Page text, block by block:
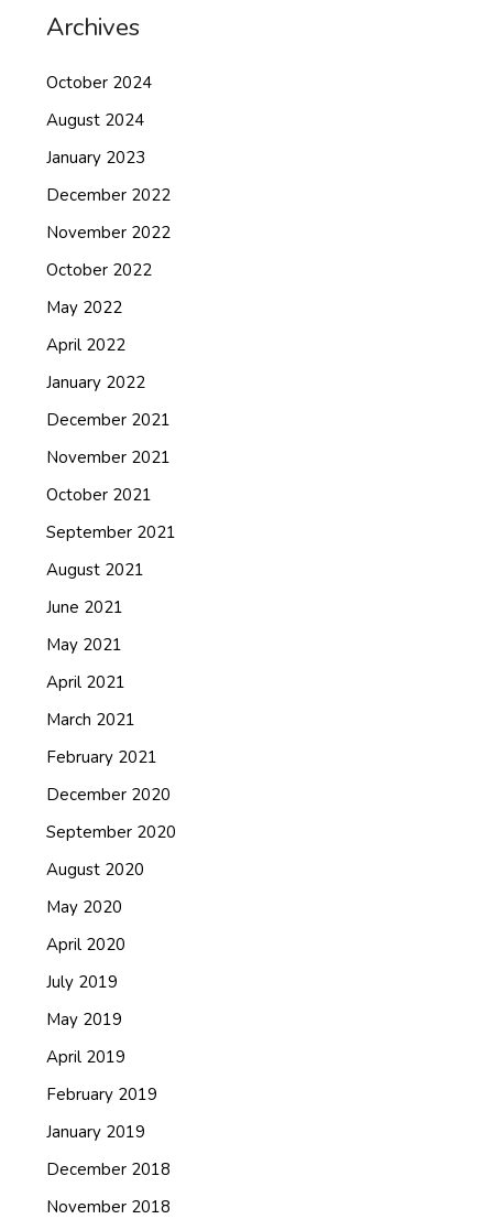
Archives
October 2024
August 2024
January 2023
December 2022
November 2022
October 2022
May 2022
April 2022
January 2022
December 2021
November 2021
October 2021
September 2021
August 2021
June 2021
May 2021
April 2021
March 2021
February 2021
December 2020
September 2020
August 2020
May 2020
April 2020
July 2019
May 2019
April 2019
February 2019
January 2019
December 2018
November 2018